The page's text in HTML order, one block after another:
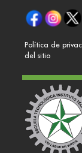
Política de
del sitio